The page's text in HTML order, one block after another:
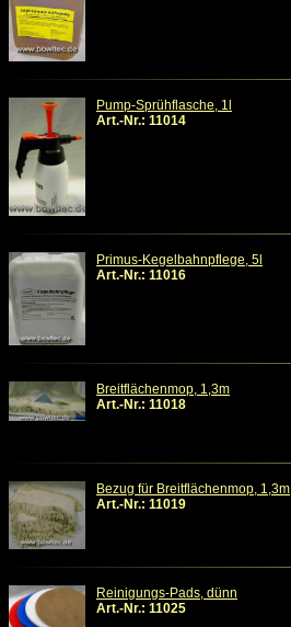
Pump-Sprühflasche, 1l
Art.-Nr.: 11014
Primus-Kegelbahnpflege, 5l
Art.-Nr.: 11016
Breitflächenmop, 1,3m
Art.-Nr.: 11018
Bezug für Breitflächenmop, 1,3m
Art.-Nr.: 11019
Reinigungs-Pads, dünn
Art.-Nr.: 11025